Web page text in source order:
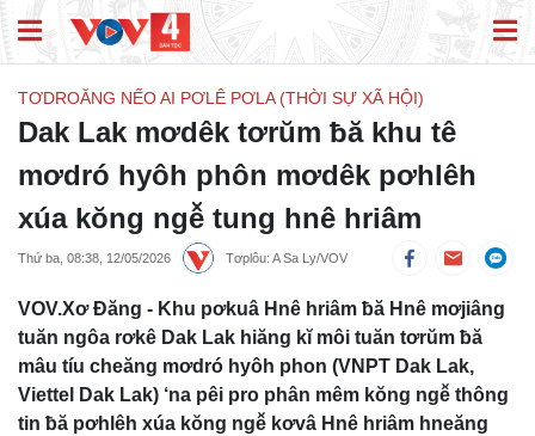
TƠDROĂNG NẾO AI PƠLÊ PƠLA (THỜI SỰ XÃ HỘI)
Dak Lak mơdêk tơrŭm ƀă khu tê
mơdró hyôh phôn mơdêk pơhlêh
xúa kŏng ngê̆ tung hnê hriâm
Thứ ba, 08:38, 12/05/2026 Tơplôu: A Sa Ly/VOV
VOV.Xơ Đăng - Khu pơkuâ Hnê hriâm ƀă Hnê mơjiâng
tuăn ngôa rơkê Dak Lak hiăng kĭ môi tuăn tơrŭm ƀă
mâu tíu cheăng mơdró hyôh phon (VNPT Dak Lak,
Viettel Dak Lak) ‘na pêi pro phân mêm kŏng ngê̆ thông
tin ƀă pơhlêh xúa kŏng ngê̆ kơvâ Hnê hriâm hneăng